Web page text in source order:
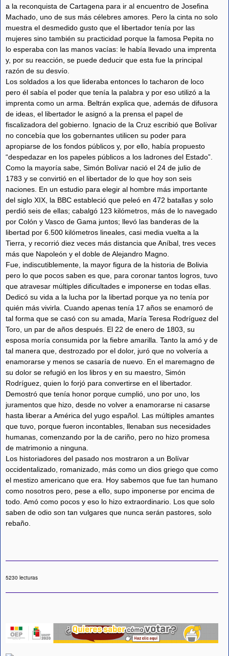
a la reconquista de Cartagena para ir al encuentro de Josefina
Machado, uno de sus más célebres amores. Pero la cinta no solo
muestra el desmedido gusto que el libertador tenía por las
mujeres sino también su practicidad porque la famosa Pepita no
lo esperaba con las manos vacías: le había llevado una imprenta
y, por su reacción, se puede deducir que esta fue la principal
razón de su desvío.
Los soldados a los que lideraba entonces lo tacharon de loco
pero él sabía el poder que tenía la palabra y por eso utilizó a la
imprenta como un arma. Beltrán explica que, además de difusora
de ideas, el libertador le asignó a la prensa el papel de
fiscalizadora del gobierno. Ignacio de la Cruz escribió que Bolívar
no concebía que los gobernantes utilicen su poder para
apropiarse de los fondos públicos y, por ello, había propuesto
“despedazar en los papeles públicos a los ladrones del Estado”.
Como la mayoría sabe, Simón Bolívar nació el 24 de julio de
1783 y se convirtió en el libertador de lo que hoy son seis
naciones. En un estudio para elegir al hombre más importante
del siglo XIX, la BBC estableció que peleó en 472 batallas y solo
perdió seis de ellas; cabalgó 123 kilómetros, más de lo navegado
por Colón y Vasco de Gama juntos; llevó las banderas de la
libertad por 6.500 kilómetros lineales, casi media vuelta a la
Tierra, y recorrió diez veces más distancia que Aníbal, tres veces
más que Napoleón y el doble de Alejandro Magno.
Fue, indiscutiblemente, la mayor figura de la historia de Bolivia
pero lo que pocos saben es que, para coronar tantos logros, tuvo
que atravesar múltiples dificultades e imponerse en todas ellas.
Dedicó su vida a la lucha por la libertad porque ya no tenía por
quién más vivirla. Cuando apenas tenía 17 años se enamoró de
tal forma que se casó con su amada, María Teresa Rodríguez del
Toro, un par de años después. El 22 de enero de 1803, su
esposa moría consumida por la fiebre amarilla. Tanto la amó y de
tal manera que, destrozado por el dolor, juró que no volvería a
enamorarse y menos se casaría de nuevo. En el maremagno de
su dolor se refugió en los libros y en su maestro, Simón
Rodríguez, quien lo forjó para convertirse en el libertador.
Demostró que tenía honor porque cumplió, uno por uno, los
juramentos que hizo, desde no volver a enamorarse ni casarse
hasta liberar a América del yugo español. Las múltiples amantes
que tuvo, porque fueron incontables, llenaban sus necesidades
humanas, comenzando por la de cariño, pero no hizo promesa
de matrimonio a ninguna.
Los historiadores del pasado nos mostraron a un Bolívar
occidentalizado, romanizado, más como un dios griego que como
el mestizo americano que era. Hoy sabemos que fue tan humano
como nosotros pero, pese a ello, supo imponerse por encima de
todo. Amó como pocos y eso lo hizo extraordinario. Los que solo
saben de odio son tan vulgares que nunca serán pastores, solo
rebaño.
5230 lecturas